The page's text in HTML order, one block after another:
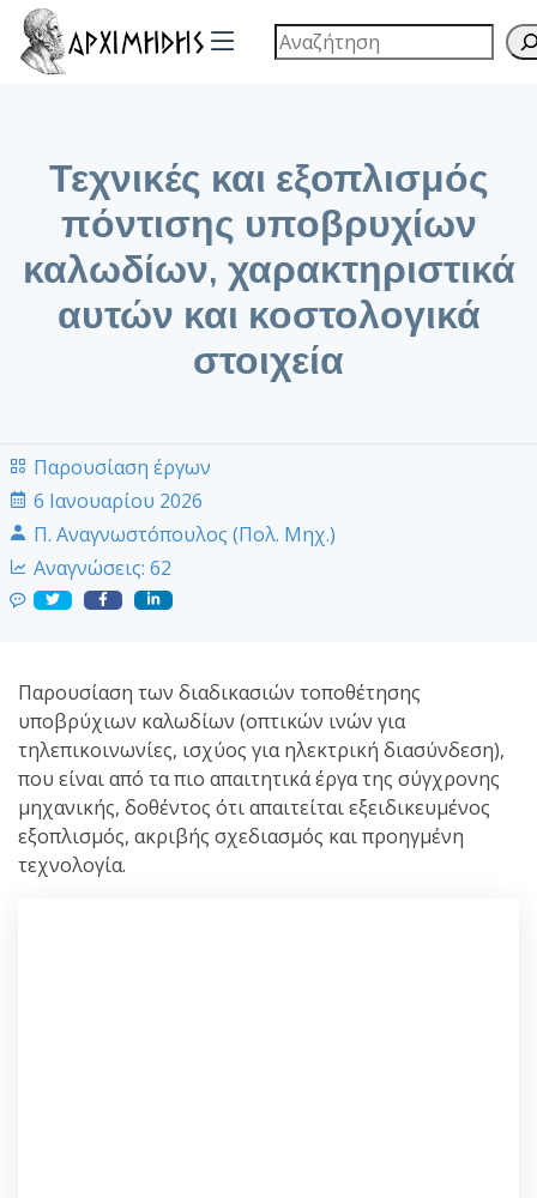
Τεχνικές και εξοπλισμός
πόντισης υποβρυχίων
καλωδίων, χαρακτηριστικά
αυτών και κοστολογικά
στοιχεία
Παρουσίαση έργων
6 Ιανουαρίου 2026
Π. Αναγνωστόπουλος (Πολ. Μηχ.)
Αναγνώσεις: 62
Παρουσίαση των διαδικασιών τοποθέτησης
υποβρύχιων καλωδίων (οπτικών ινών για
τηλεπικοινωνίες, ισχύος για ηλεκτρική διασύνδεση),
που είναι από τα πιο απαιτητικά έργα της σύγχρονης
μηχανικής, δοθέντος ότι απαιτείται εξειδικευμένος
εξοπλισμός, ακριβής σχεδιασμός και προηγμένη
τεχνολογία.